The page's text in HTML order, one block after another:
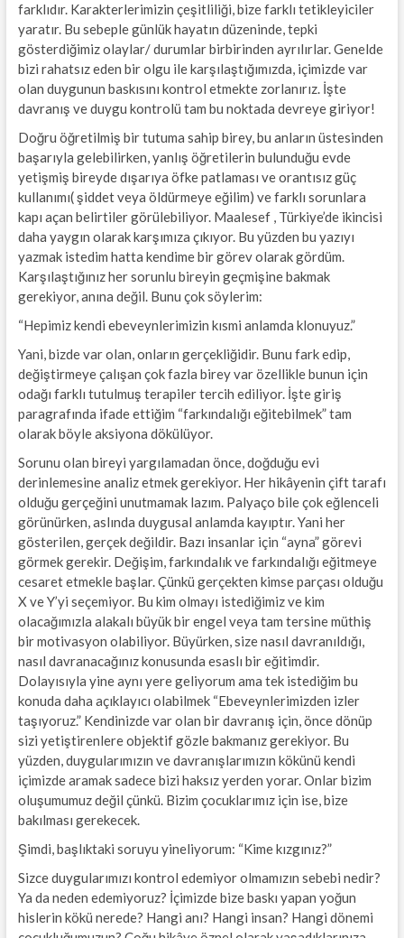
farklıdır. Karakterlerimizin çeşitliliği, bize farklı tetikleyiciler
yaratır. Bu sebeple günlük hayatın düzeninde, tepki
gösterdiğimiz olaylar/ durumlar birbirinden ayrılırlar. Genelde
bizi rahatsız eden bir olgu ile karşılaştığımızda, içimizde var
olan duygunun baskısını kontrol etmekte zorlanırız. İşte
davranış ve duygu kontrolü tam bu noktada devreye giriyor!
Doğru öğretilmiş bir tutuma sahip birey, bu anların üstesinden
başarıyla gelebilirken, yanlış öğretilerin bulunduğu evde
yetişmiş bireyde dışarıya öfke patlaması ve orantısız güç
kullanımı( şiddet veya öldürmeye eğilim) ve farklı sorunlara
kapı açan belirtiler görülebiliyor. Maalesef , Türkiye’de ikincisi
daha yaygın olarak karşımıza çıkıyor. Bu yüzden bu yazıyı
yazmak istedim hatta kendime bir görev olarak gördüm.
Karşılaştığınız her sorunlu bireyin geçmişine bakmak
gerekiyor, anına değil. Bunu çok söylerim:
“Hepimiz kendi ebeveynlerimizin kısmi anlamda klonuyuz.”
Yani, bizde var olan, onların gerçekliğidir. Bunu fark edip,
değiştirmeye çalışan çok fazla birey var özellikle bunun için
odağı farklı tutulmuş terapiler tercih ediliyor. İşte giriş
paragrafında ifade ettiğim “farkındalığı eğitebilmek” tam
olarak böyle aksiyona dökülüyor.
Sorunu olan bireyi yargılamadan önce, doğduğu evi
derinlemesine analiz etmek gerekiyor. Her hikâyenin çift tarafı
olduğu gerçeğini unutmamak lazım. Palyaço bile çok eğlenceli
görünürken, aslında duygusal anlamda kayıptır. Yani her
gösterilen, gerçek değildir. Bazı insanlar için “ayna” görevi
görmek gerekir. Değişim, farkındalık ve farkındalığı eğitmeye
cesaret etmekle başlar. Çünkü gerçekten kimse parçası olduğu
X ve Y’yi seçemiyor. Bu kim olmayı istediğimiz ve kim
olacağımızla alakalı büyük bir engel veya tam tersine müthiş
bir motivasyon olabiliyor. Büyürken, size nasıl davranıldığı,
nasıl davranacağınız konusunda esaslı bir eğitimdir.
Dolayısıyla yine aynı yere geliyorum ama tek istediğim bu
konuda daha açıklayıcı olabilmek “Ebeveynlerimizden izler
taşıyoruz.” Kendinizde var olan bir davranış için, önce dönüp
sizi yetiştirenlere objektif gözle bakmanız gerekiyor. Bu
yüzden, duygularımızın ve davranışlarımızın kökünü kendi
içimizde aramak sadece bizi haksız yerden yorar. Onlar bizim
oluşumumuz değil çünkü. Bizim çocuklarımız için ise, bize
bakılması gerekecek.
Şimdi, başlıktaki soruyu yineliyorum: “Kime kızgınız?”
Sizce duygularımızı kontrol edemiyor olmamızın sebebi nedir?
Ya da neden edemiyoruz? İçimizde bize baskı yapan yoğun
hislerin kökü nerede? Hangi anı? Hangi insan? Hangi dönemi